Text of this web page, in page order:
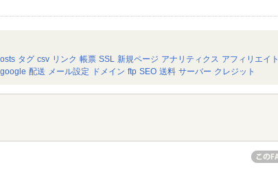
タグ csv リンク 帳票 SSL 新規ページ アナリティクス アフィリエイト
google 配送 メール設定 ドメイン ftp SEO 送料 サーバー クレジット